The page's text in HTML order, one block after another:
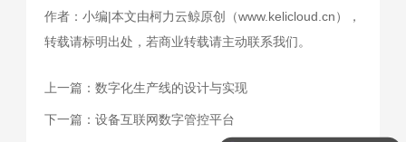
作者：小编|本文由柯力云鲸原创（www.kelicloud.cn），
转载请标明出处，若商业转载请主动联系我们。
上一篇： 数字化生产线的设计与实现
下一篇： 设备互联网数字管控平台